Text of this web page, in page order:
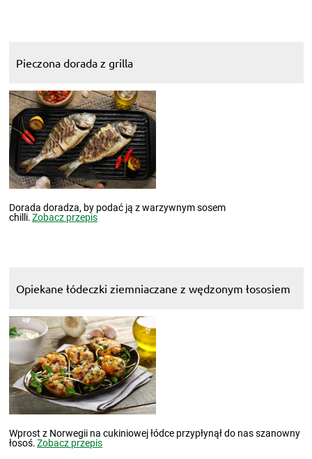
Pieczona dorada z grilla
Dorada doradza, by podać ją z warzywnym sosem
chilli.Zobacz przepis
Opiekane łódeczki ziemniaczane z wędzonym łososiem
Wprost z Norwegii na cukiniowej łódce przypłynął do nas szanowny
łosoś.Zobacz przepis